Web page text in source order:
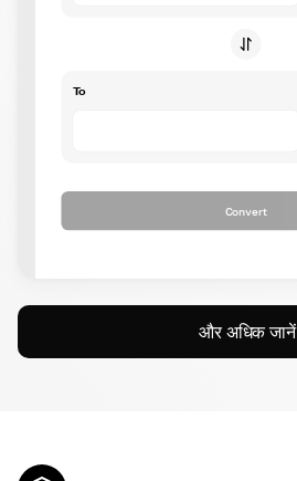
To
Convert
और अधिक जानें